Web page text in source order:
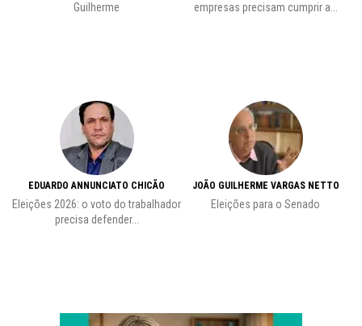
Guilherme
EDUARDO ANNUNCIATO CHICÃO
Eleições 2026: o voto do trabalhador
precisa defender...
empresas precisam cumprir a...
JOÃO GUILHERME VARGAS NETTO
Eleições para o Senado